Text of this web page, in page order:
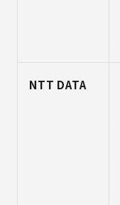
NTT DATA